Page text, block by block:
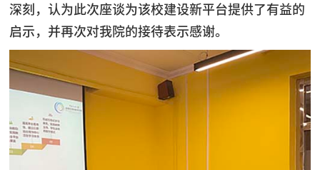
深刻，认为此次座谈为该校建设新平台提供了有益的
启示，并再次对我院的接待表示感谢。